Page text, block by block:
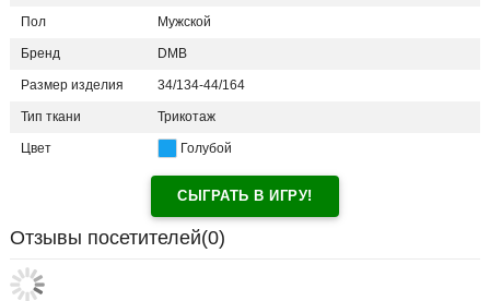
Пол Мужской
Бренд DMB
Размер изделия 34/134-44/164
Тип ткани Трикотаж
Цвет Голубой
СЫГРАТЬ В ИГРУ!
Отзывы посетителей(0)